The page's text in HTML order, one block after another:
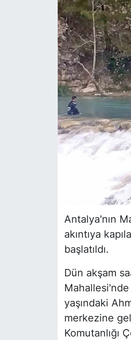
Antalya'nın
akıntıya
başlatıldı.
Dün akşam
Mahallesi'nde
yaşındaki
merkezine
Komutanlığı
Siyaset
YEREL HABER
Haberde insan
Tanıtım